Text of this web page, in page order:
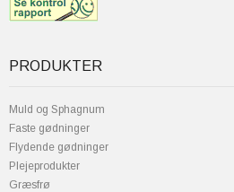
PRODUKTER
Muld og Sphagnum
Faste gødninger
Flydende gødninger
Plejeprodukter
Græsfrø